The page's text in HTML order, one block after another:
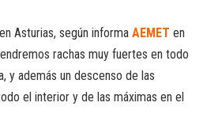
Asturias, según informa AEMET en
rachas muy fuertes en todo
y además un descenso de las
el interior y de las máximas en el